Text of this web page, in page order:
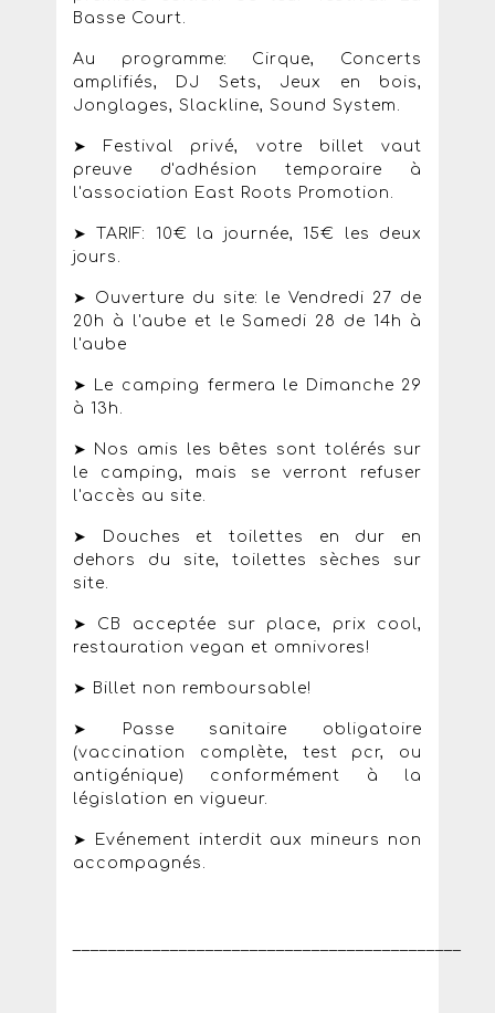
Basse Court.
Au programme: Cirque, Concerts
amplifiés, DJ Sets, Jeux en bois,
Jonglages, Slackline, Sound System.
➤ Festival privé, votre billet vaut
preuve d'adhésion temporaire à
l'association East Roots Promotion.
➤ TARIF: 10€ la journée, 15€ les deux
jours.
➤ Ouverture du site: le Vendredi 27 de
20h à l'aube et le Samedi 28 de 14h à
l'aube
➤ Le camping fermera le Dimanche 29
à 13h.
➤ Nos amis les bêtes sont tolérés sur
le camping, mais se verront refuser
l'accès au site.
➤ Douches et toilettes en dur en
dehors du site, toilettes sèches sur
site.
➤ CB acceptée sur place, prix cool,
restauration vegan et omnivores!
➤ Billet non remboursable!
➤ Passe sanitaire obligatoire
(vaccination complète, test pcr, ou
antigénique) conformément à la
législation en vigueur.
➤ Evénement interdit aux mineurs non
accompagnés.